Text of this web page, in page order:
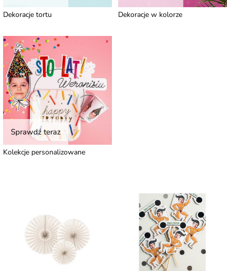
Dekoracje tortu Dekoracje w kolorze
Sprawdź teraz
Kolekcje personalizowane